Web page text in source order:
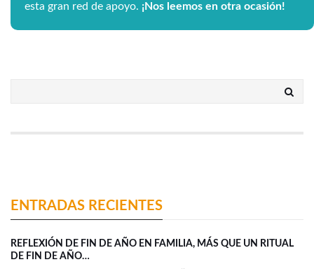
esta gran red de apoyo. ¡Nos leemos en otra ocasión!
ENTRADAS RECIENTES
REFLEXIÓN DE FIN DE AÑO EN FAMILIA, MÁS QUE UN RITUAL
DE FIN DE AÑO…